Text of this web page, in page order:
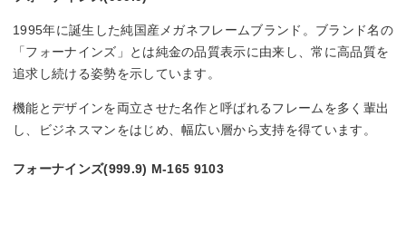
1995年に誕生した純国産メガネフレームブランド。ブランド名の
「フォーナインズ」とは純金の品質表示に由来し、常に高品質を
追求し続ける姿勢を示しています。
機能とデザインを両立させた名作と呼ばれるフレームを多く輩出
し、ビジネスマンをはじめ、幅広い層から支持を得ています。
フォーナインズ(999.9) M-165 9103